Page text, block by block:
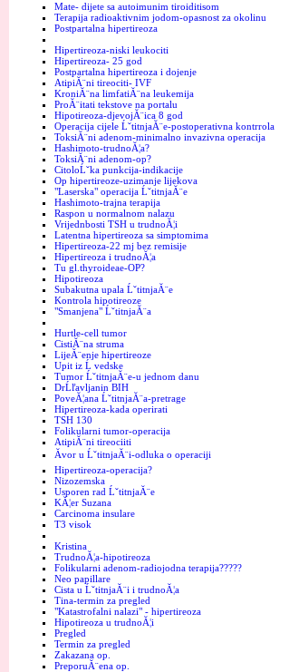
Mate- dijete sa autoimunim tiroiditisom
Terapija radioaktivnim jodom-opasnost za okolinu
Postpartalna hipertireoza
Hipertireoza-niski leukociti
Hipertireoza- 25 god
Postpartalna hipertireoza i dojenje
AtipiĂ¨ni tireociti- IVF
KroniĂ¨na limfatiĂ¨na leukemija
ProĂ¨itati tekstove na portalu
Hipotireoza-djevojĂ¨ica 8 god
Operacija cijele ĹˇtitnjaĂ¨e-postoperativna kontrrola
ToksiĂ¨ni adenom-minimalno invazivna operacija
Hashimoto-trudnoĂ¦a?
ToksiĂ¨ni adenom-op?
CitoloĹˇka punkcija-indikacije
Op hipertireoze-uzimanje lijekova
"Laserska" operacija ĹˇtitnjaĂ¨e
Hashimoto-trajna terapija
Raspon u normalnom nalazu
Vrijednbosti TSH u trudnoĂ¦i
Latentna hipertireoza sa simptomima
Hipertireoza-22 mj bez remisije
Hipertireoza i trudnoĂ¦a
Tu gl.thyroideae-OP?
Hipotireoza
Subakutna upala ĹˇtitnjaĂ¨e
Kontrola hipotireoze
"Smanjena" ĹˇtitnjaĂ¨a
Hurtle-cell tumor
CistiĂ¨na struma
LijeĂ¨enje hipertireoze
Upit iz Ĺ vedske
Tumor ĹˇtitnjaĂ¨e-u jednom danu
DrĹľavljanin BIH
PoveĂ¦ana ĹˇtitnjaĂ¨a-pretrage
Hipertireoza-kada operirati
TSH 130
Folikularni tumor-operacija
AtipiĂ¨ni tireociiti
Ăvor u ĹˇtitnjaĂ¨i-odluka o operaciji
Hipertireoza-operacija?
Nizozemska
Usporen rad ĹˇtitnjaĂ¨e
KĂ¦er Suzana
Carcinoma insulare
T3 visok
Kristina
TrudnoĂ¦a-hipotireoza
Folikularni adenom-radiojodna terapija?????
Neo papillare
Cista u ĹˇtitnjaĂ¨i i trudnoĂ¦a
Tina-termin za pregled
"Katastrofalni nalazi" - hipertireoza
Hipotireoza u trudnoĂ¦i
Pregled
Termin za pregled
Zakazana op.
PreporuĂ¨ena op.